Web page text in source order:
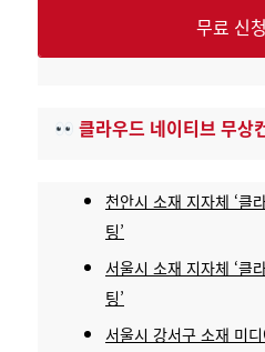
무료 신
클라우드 네이티브 무상
천안시 소재 지자체 ‘클
팅’
서울시 소재 지자체 ‘클
팅’
서울시 강서구 소재 미